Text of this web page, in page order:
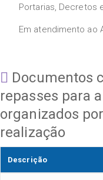
Portarias, Decretos
Em atendimento ao
Documentos
repasses para
organizados
realização
Descrição